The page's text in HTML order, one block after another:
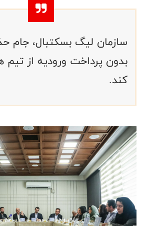
سازمان لیگ بسکتبال، جام
بدون پرداخت ورودیه از تیم
کند.